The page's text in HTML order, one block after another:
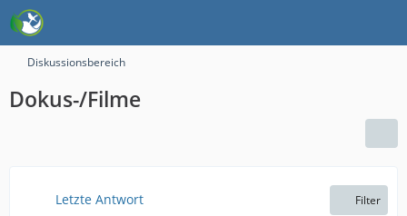
Diskussionsbereich
Dokus-/Filme
Letzte Antwort Filter